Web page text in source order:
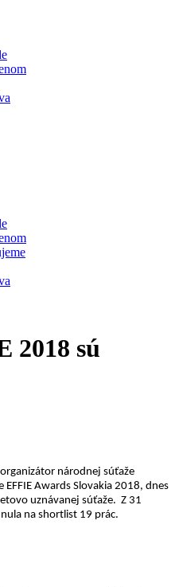
2018 sú
národnej súťaže
Awards Slovakia 2018, dnes
uznávanej súťaže. Z 31
na shortlist 19 prác.